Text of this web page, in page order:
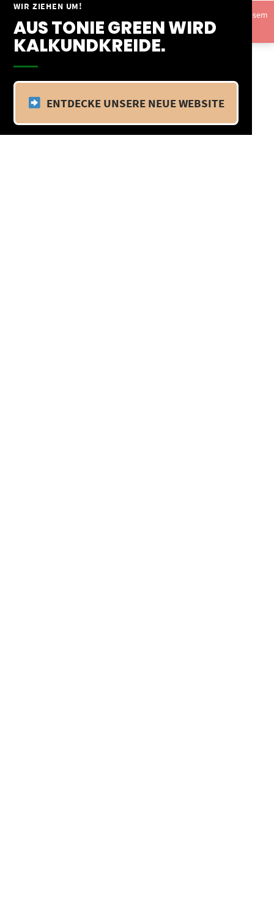
WIR ZIEHEN UM!
AUS TONIE GREEN WIRD
KALKUNDKREIDE.
ENTDECKE UNSERE NEUE WEBSITE
Springe
Inhalt
Vom 09.04.25 - 20.04.25 befinden wir uns im Betriebsurlaub. In diesem
Zeitraum findet kein Versand statt.Ausblenden